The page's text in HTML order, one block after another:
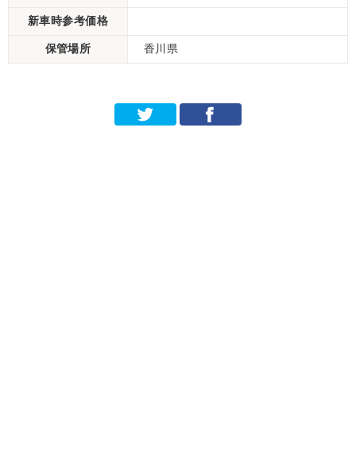
新車時参考価格
保管場所 香川県